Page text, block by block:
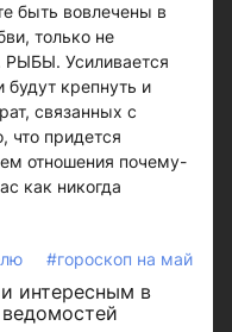
быть вовлечены в
только не
РЫБЫ. Усиливается
будут крепнуть и
связанных с
что придется
отношения почему-
как никогда
#гороскоп на май
интересным в